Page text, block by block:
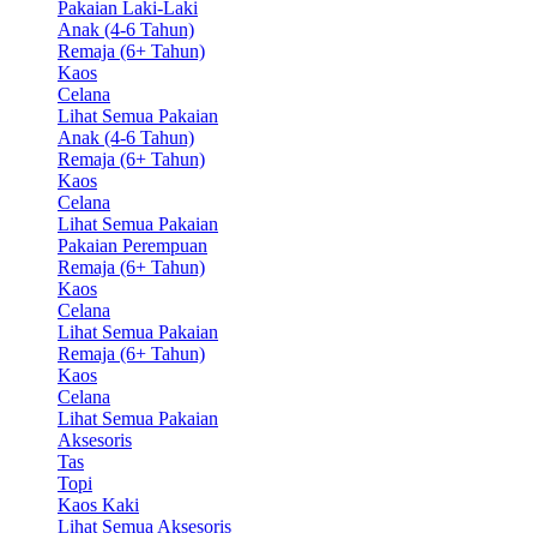
Pakaian Laki-Laki
Anak (4-6 Tahun)
Remaja (6+ Tahun)
Kaos
Celana
Lihat Semua Pakaian
Anak (4-6 Tahun)
Remaja (6+ Tahun)
Kaos
Celana
Lihat Semua Pakaian
Pakaian Perempuan
Remaja (6+ Tahun)
Kaos
Celana
Lihat Semua Pakaian
Remaja (6+ Tahun)
Kaos
Celana
Lihat Semua Pakaian
Aksesoris
Tas
Topi
Kaos Kaki
Lihat Semua Aksesoris